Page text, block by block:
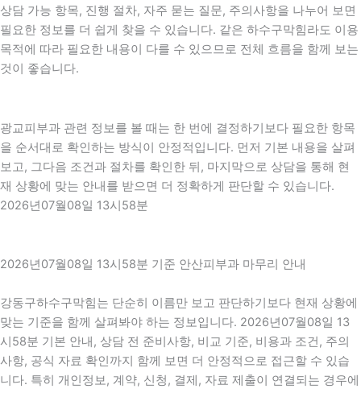
상담 가능 항목, 진행 절차, 자주 묻는 질문, 주의사항을 나누어 보면
필요한 정보를 더 쉽게 찾을 수 있습니다. 같은 하수구막힘라도 이용
목적에 따라 필요한 내용이 다를 수 있으므로 전체 흐름을 함께 보는
것이 좋습니다.
광교피부과 관련 정보를 볼 때는 한 번에 결정하기보다 필요한 항목
을 순서대로 확인하는 방식이 안정적입니다. 먼저 기본 내용을 살펴
보고, 그다음 조건과 절차를 확인한 뒤, 마지막으로 상담을 통해 현
재 상황에 맞는 안내를 받으면 더 정확하게 판단할 수 있습니다.
2026년07월08일 13시58분
2026년07월08일 13시58분 기준 안산피부과 마무리 안내
강동구하수구막힘는 단순히 이름만 보고 판단하기보다 현재 상황에
맞는 기준을 함께 살펴봐야 하는 정보입니다. 2026년07월08일 13
시58분 기본 안내, 상담 전 준비사항, 비교 기준, 비용과 조건, 주의
사항, 공식 자료 확인까지 함께 보면 더 안정적으로 접근할 수 있습
니다. 특히 개인정보, 계약, 신청, 결제, 자료 제출이 연결되는 경우에